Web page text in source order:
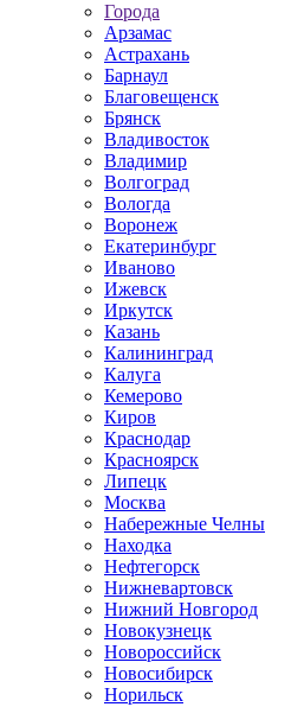
Города
Арзамас
Астрахань
Барнаул
Благовещенск
Брянск
Владивосток
Владимир
Волгоград
Вологда
Воронеж
Екатеринбург
Иваново
Ижевск
Иркутск
Казань
Калининград
Калуга
Кемерово
Киров
Краснодар
Красноярск
Липецк
Москва
Набережные Челны
Находка
Нефтегорск
Нижневартовск
Нижний Новгород
Новокузнецк
Новороссийск
Новосибирск
Норильск